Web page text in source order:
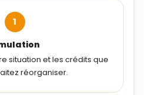
situation et les crédits que
réorganiser.